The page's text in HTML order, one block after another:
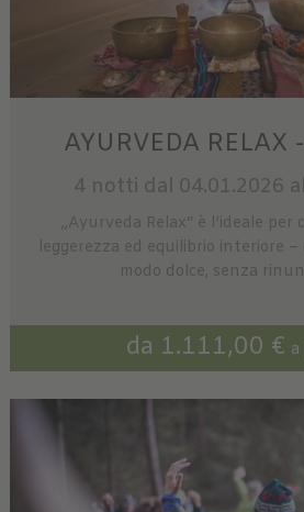
AYURVEDA RELAX
4 notti dal 04.01.2026
„Ayurveda Relax“ è l’ideale per
leggerezza ed equilibrio interiore
modo dolce, senza
da 1.111,00 €